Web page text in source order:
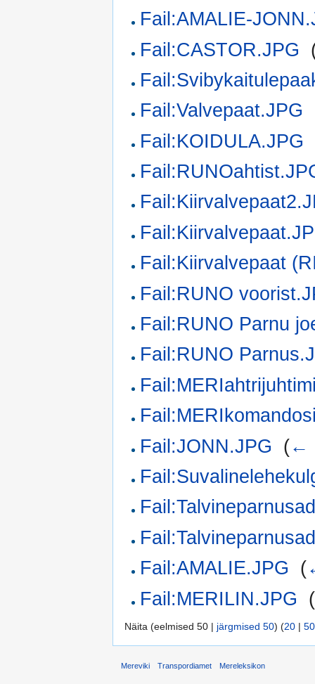
Fail:AMALIE-
Fail:CASTOR.JPG
Fail:Valvepaat.JPG
Fail:KOIDULA.JPG
Fail:Kiirvalvepaat
Fail:RUNO
Fail:RUNO Parnu
Fail:RUNO
Fail:JONN.JPG
(←
Fail:AMALIE.JPG
(
Fail:MERILIN.JPG
(
Näita (eelmised 50 | järgmised 50) (20 | 50
Mereviki Transpordiamet Mereleksikon